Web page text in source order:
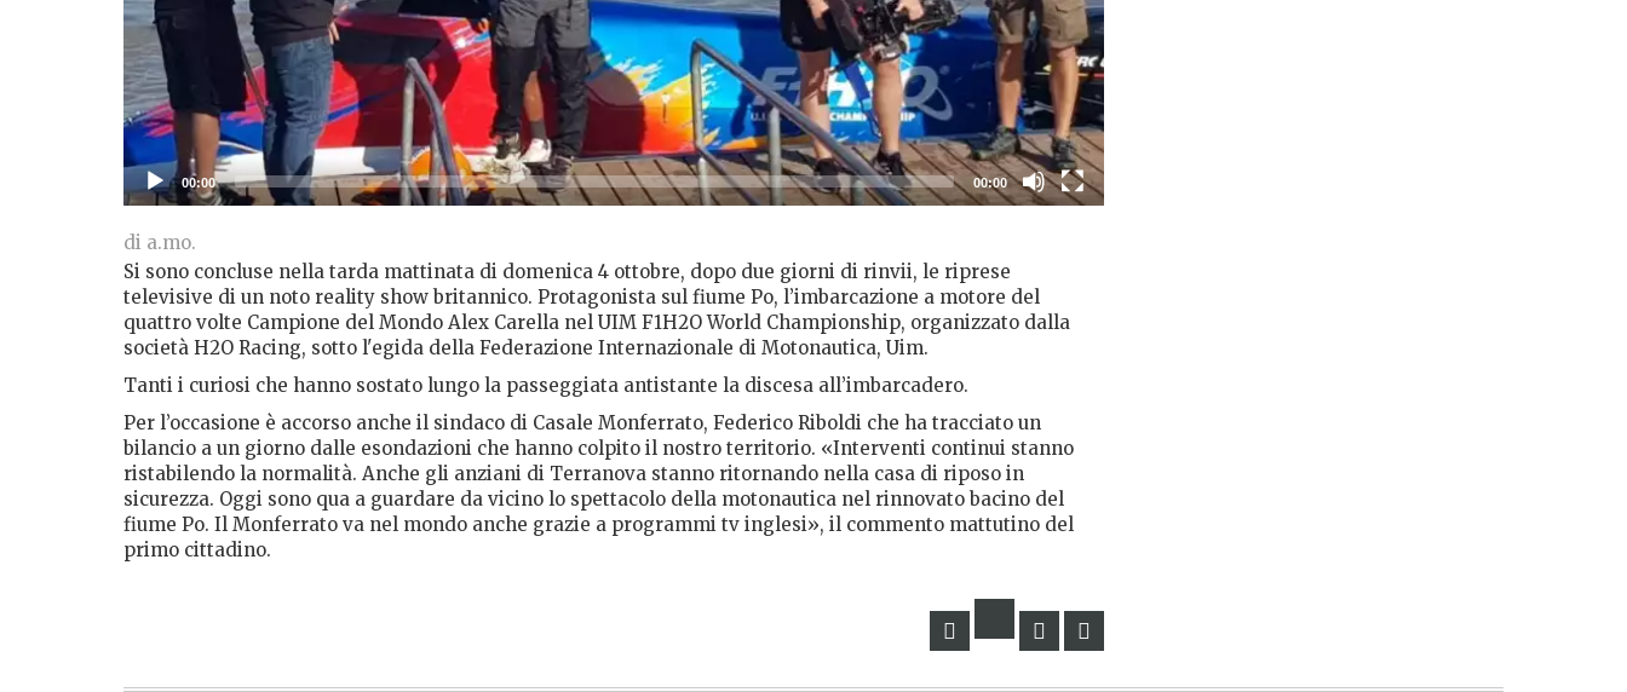
00:00 00:00
di a.mo.
Si sono concluse nella tarda mattinata di domenica 4 ottobre, dopo due giorni di rinvii, le riprese
televisive di un noto reality show britannico. Protagonista sul fiume Po, l’imbarcazione a motore del
quattro volte Campione del Mondo Alex Carella nel UIM F1H2O World Championship, organizzato dalla
società H2O Racing, sotto l'egida della Federazione Internazionale di Motonautica, Uim.
Tanti i curiosi che hanno sostato lungo la passeggiata antistante la discesa all’imbarcadero.
Per l’occasione è accorso anche il sindaco di Casale Monferrato, Federico Riboldi che ha tracciato un
bilancio a un giorno dalle esondazioni che hanno colpito il nostro territorio. «Interventi continui stanno
ristabilendo la normalità. Anche gli anziani di Terranova stanno ritornando nella casa di riposo in
sicurezza. Oggi sono qua a guardare da vicino lo spettacolo della motonautica nel rinnovato bacino del
fiume Po. Il Monferrato va nel mondo anche grazie a programmi tv inglesi», il commento mattutino del
primo cittadino.